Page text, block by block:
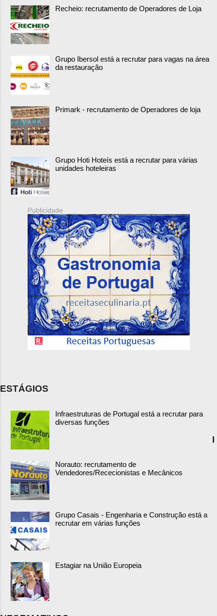
Recheio: recrutamento de Operadores de Loja
Grupo Ibersol está a recrutar para vagas na área
da restauração
Primark - recrutamento de Operadores de loja
Grupo Hoti Hoteís está a recrutar para várias
unidades hoteleiras
Publicidade
ESTÁGIOS
Infraestruturas de Portugal está a recrutar para
diversas funções
Norauto: recrutamento de
Vendedores/Rececionistas e Mecânicos
Grupo Casais - Engenharia e Construção está a
recrutar em várias funções
Estagiar na União Europeia
I